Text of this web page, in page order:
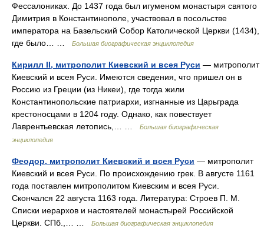
Фессалониках. До 1437 года был игуменом монастыря святого
Димитрия в Константинополе, участвовал в посольстве
императора на Базельский Собор Католической Церкви (1434),
где было… …
Большая биографическая энциклопедия
Кирилл II, митрополит Киевский и всея Руси — митрополит
Киевский и всея Руси. Имеются сведения, что пришел он в
Россию из Греции (из Никеи), где тогда жили
Константинопольские патриархи, изгнанные из Царьграда
крестоносцами в 1204 году. Однако, как повествует
Лаврентьевская летопись,… …
Большая биографическая
энциклопедия
Феодор, митрополит Киевский и всея Руси — митрополит
Киевский и всея Руси. По происхождению грек. В августе 1161
года поставлен митрополитом Киевским и всея Руси.
Скончался 22 августа 1163 года. Литература: Строев П. М.
Списки иерархов и настоятелей монастырей Российской
Церкви. СПб.,… …
Большая биографическая энциклопедия